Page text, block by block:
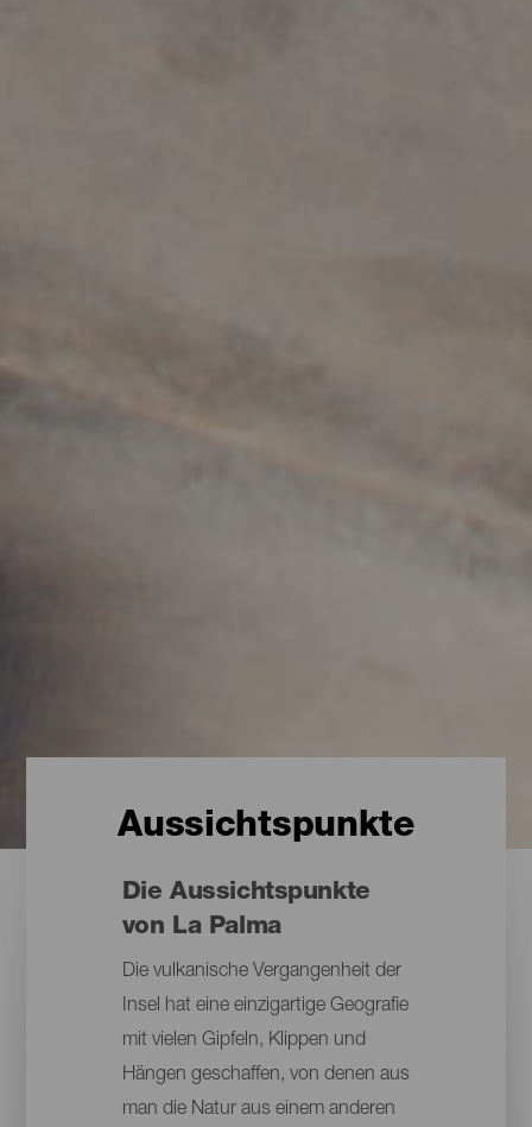
Aussichtspunkte
Die Aussichtspunkte
von La Palma
Die vulkanische Vergangenheit der
Insel hat eine einzigartige Geografie
mit vielen Gipfeln, Klippen und
Hängen geschaffen, von denen aus
man die Natur aus einem anderen